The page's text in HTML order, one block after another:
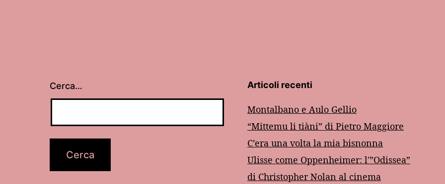
Cerca… Articoli recenti
Montalbano e Aulo Gellio
“Mittemu li tiàni” di Pietro Maggiore
C’era una volta la mia bisnonna
Ulisse come Oppenheimer: l'”Odissea”
di Christopher Nolan al cinema